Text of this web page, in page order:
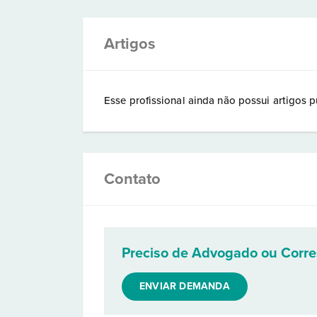
Artigos
Esse profissional ainda não possui artigos
Contato
Preciso de Advogado ou
ENVIAR DEMANDA